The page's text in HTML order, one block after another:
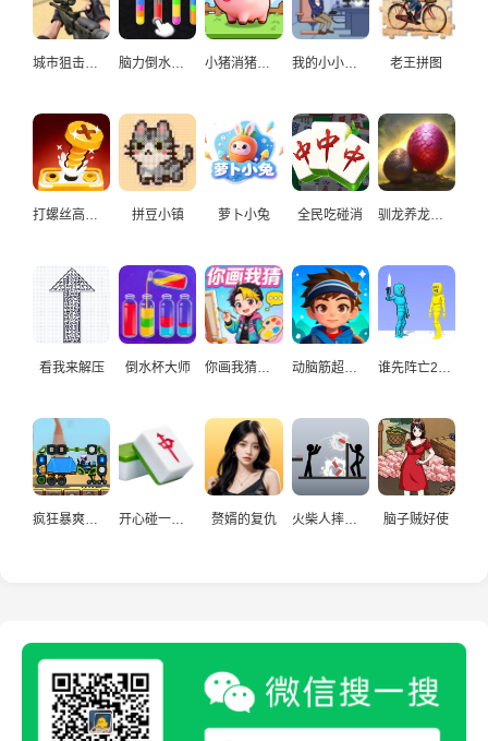
城市狙击手游戏 脑力倒水挑战 小猪消猪猪游戏 我的小小人生 老王拼图
打螺丝高手益智游戏 拼豆小镇 萝卜小兔 全民吃碰消 驯龙养龙孵化高手
看我来解压 倒水杯大师
赘婿的复仇 火柴人摔炮仗 脑子贼好使